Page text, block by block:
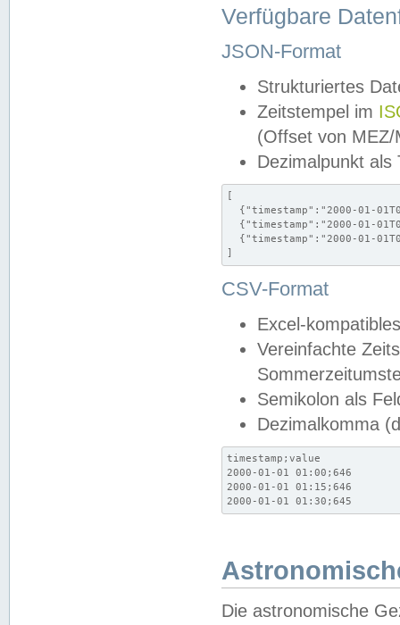
Verfügbare
JSON-Format
Strukturiertes
Zeitstempel im
(Offset von MEZ/
Dezimalpunkt als
[
{"timestamp":"2000-01-
{"timestamp":"2000-01-
{"timestamp":"2000-01-
]
CSV-Format
Excel-
Vereinfachte
Semikolon als
Dezimalkomma
timestamp;value
2000-01-01 01:00;646
2000-01-01 01:15;646
2000-01-01 01:30;645
Die astronomische